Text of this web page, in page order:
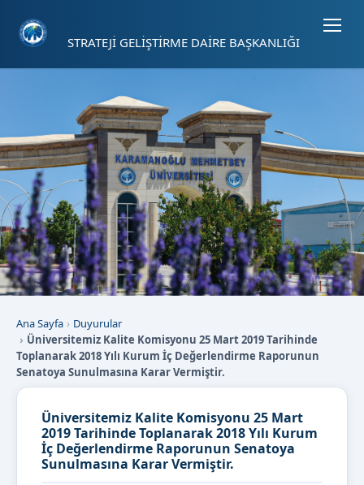
STRATEJİ GELİŞTİRME DAİRE BAŞKANLIĞI
Ana Sayfa
Duyurular
Üniversitemiz Kalite Komisyonu 25 Mart 2019 Tarihinde
Toplanarak 2018 Yılı Kurum İç Değerlendirme Raporunun
Senatoya Sunulmasına Karar Vermiştir.
Üniversitemiz Kalite Komisyonu 25 Mart
2019 Tarihinde Toplanarak 2018 Yılı Kurum
İç Değerlendirme Raporunun Senatoya
Sunulmasına Karar Vermiştir.